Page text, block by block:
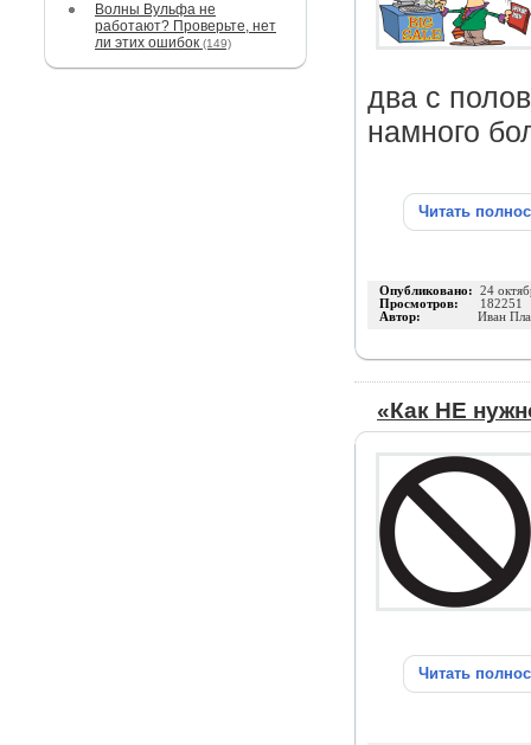
Волны Вульфа не
работают? Проверьте, нет
ли этих ошибок (149)
два с
намного
Читать
Опубликовано: 24
Просмотров: 182251
Автор: Иван
«Как НЕ
Читать